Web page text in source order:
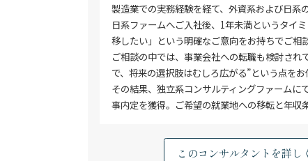
製造業での実務経験を経て、外資系および日系
日系ファームへご入社後、1年未満というタイ
移したい」という明確なご意向をお持ちでご相
ご相談の中では、事業会社への転職も検討さ
で、将来の選択肢はむしろ広がる”という点を
その結果、独立系コンサルティングファーム
事内定を獲得。ご希望の就業地への移転と年収
このコンサルタントを詳し